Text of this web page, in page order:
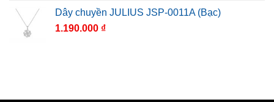
Dây chuyền JULIUS JSP-0011A (Bạc)
1.190.000 ₫